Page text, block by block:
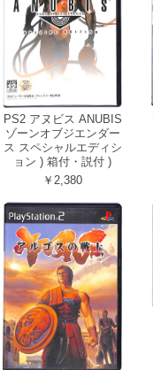
PS2 アヌビス ANUBIS
ゾーンオブジエンダー
ス スペシャルエディシ
ョン ) 箱付・説付 )
￥2,380